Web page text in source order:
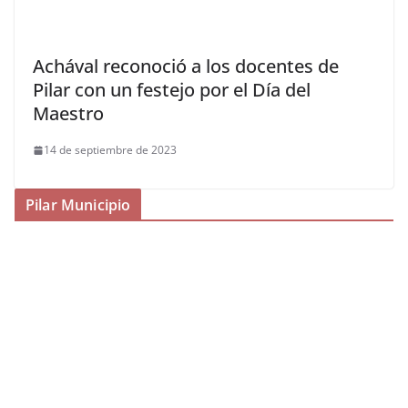
Achával reconoció a los docentes de
Pilar con un festejo por el Día del
Maestro
14 de septiembre de 2023
Pilar Municipio